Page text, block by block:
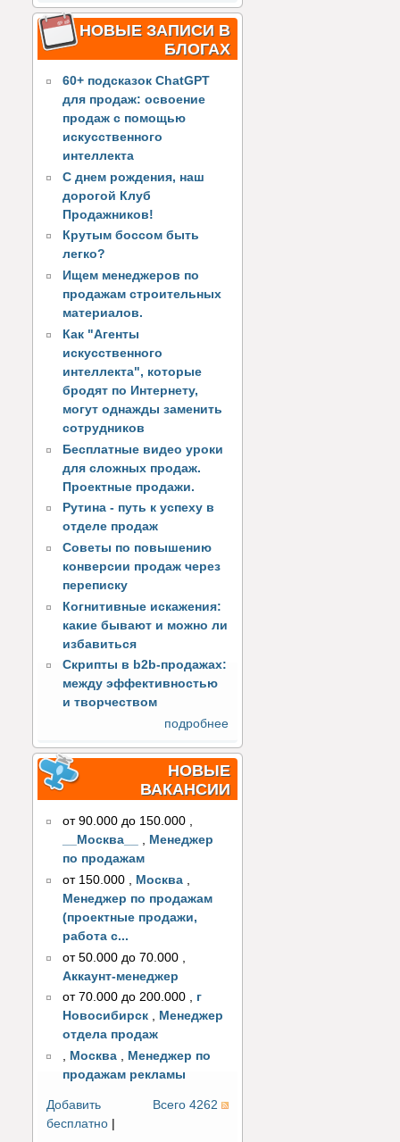
НОВЫЕ ЗАПИСИ В
БЛОГАХ
60+ подсказок ChatGPT
для продаж: освоение
продаж с помощью
искусственного
интеллекта
С днем рождения, наш
дорогой Клуб
Продажников!
Крутым боссом быть
легко?
Ищем менеджеров по
продажам строительных
материалов.
Как "Агенты
искусственного
интеллекта", которые
бродят по Интернету,
могут однажды заменить
сотрудников
Бесплатные видео уроки
для сложных продаж.
Проектные продажи.
Рутина - путь к успеху в
отделе продаж
Советы по повышению
конверсии продаж через
переписку
Когнитивные искажения:
какие бывают и можно ли
избавиться
Скрипты в b2b-продажах:
между эффективностью
и творчеством
подробнее
НОВЫЕ
ВАКАНСИИ
от 90.000 до 150.000 ,
__Москва__
, Менеджер
по продажам
от 150.000
Москва
Менеджер по продажам
(проектные продажи,
работа с...
от 50.000 до 70.000
Аккаунт-менеджер
от 70.000 до 200.000 , г
Новосибирск , Менеджер
отдела продаж
, Москва , Менеджер по
продажам рекламы
Всего 4262
Добавить
бесплатно